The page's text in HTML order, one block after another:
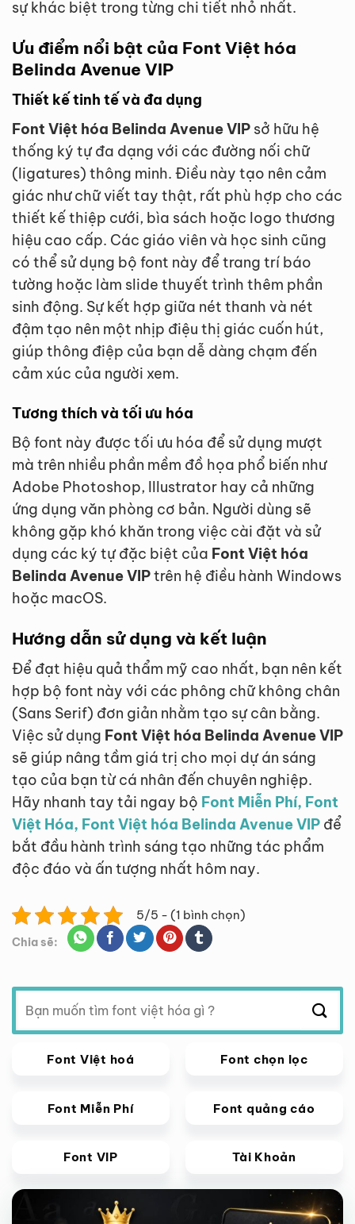
sự khác biệt trong từng chi tiết nhỏ nhất.
Ưu điểm nổi bật của Font Việt hóa
Belinda Avenue VIP
Thiết kế tinh tế và đa dụng
Font Việt hóa Belinda Avenue VIP sở hữu hệ
thống ký tự đa dạng với các đường nối chữ
(ligatures) thông minh. Điều này tạo nên cảm
giác như chữ viết tay thật, rất phù hợp cho các
thiết kế thiệp cưới, bìa sách hoặc logo thương
hiệu cao cấp. Các giáo viên và học sinh cũng
có thể sử dụng bộ font này để trang trí báo
tường hoặc làm slide thuyết trình thêm phần
sinh động. Sự kết hợp giữa nét thanh và nét
đậm tạo nên một nhịp điệu thị giác cuốn hút,
giúp thông điệp của bạn dễ dàng chạm đến
cảm xúc của người xem.
Tương thích và tối ưu hóa
Bộ font này được tối ưu hóa để sử dụng mượt
mà trên nhiều phần mềm đồ họa phổ biến như
Adobe Photoshop, Illustrator hay cả những
ứng dụng văn phòng cơ bản. Người dùng sẽ
không gặp khó khăn trong việc cài đặt và sử
dụng các ký tự đặc biệt của Font Việt hóa
Belinda Avenue VIPtrên hệ điều hành Windows
hoặc macOS.
Hướng dẫn sử dụng và kết luận
Để đạt hiệu quả thẩm mỹ cao nhất, bạn nên kết
hợp bộ font này với các phông chữ không chân
(Sans Serif) đơn giản nhằm tạo sự cân bằng.
Việc sử dụng Font Việt hóa Belinda Avenue VIP
sẽ giúp nâng tầm giá trị cho mọi dự án sáng
tạo của bạn từ cá nhân đến chuyên nghiệp.
Hãy nhanh tay tải ngay bộ Font Miễn Phí, Font
Việt Hóa, Font Việt hóa Belinda Avenue VIP để
bắt đầu hành trình sáng tạo những tác phẩm
độc đáo và ấn tượng nhất hôm nay.
5/5 - (1 bình chọn)
Chia sẽ:
Tìm
kiếm:
Font Việt hoá Font chọn lọc
Font Miễn Phí Font quảng cáo
Font VIP Tài Khoản
Giảm giá!